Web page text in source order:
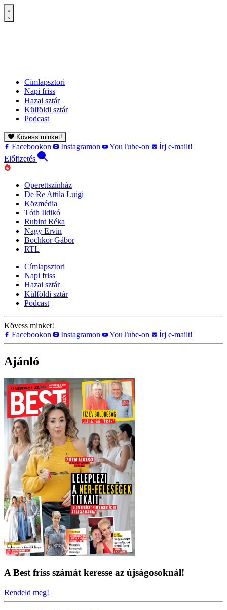
Címlapsztori
Napi friss
Hazai sztár
Külföldi sztár
Podcast
Kövess minket!
Facebookon Instagramon YouTube-on
Írj e-mailt!
Előfizetés
Operettszínház
De Re Attila Luigi
Közmédia
Tóth Ildikó
Rubint Réka
Nagy Ervin
Bochkor Gábor
RTL
Címlapsztori
Napi friss
Hazai sztár
Külföldi sztár
Podcast
Kövess minket!
Facebookon
Instagramon YouTube-on Írj e-mailt!
Ajánló
A Best friss számát keresse az újságosoknál!
Rendeld meg!